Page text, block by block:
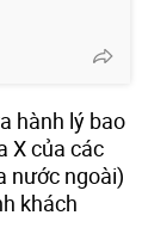
hành lý bao
X của các
nước ngoài)
khách